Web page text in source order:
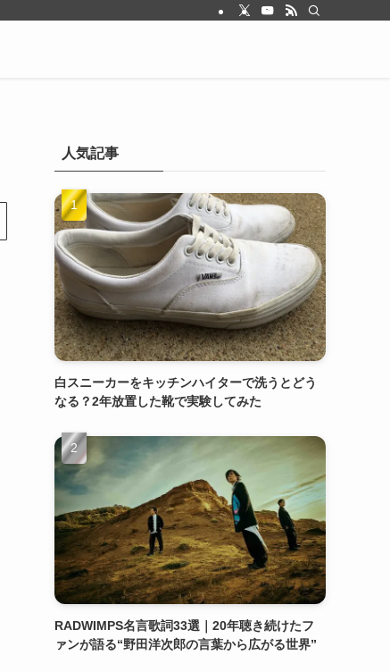
人気記事
白スニーカーをキッチンハイターで洗うとどう
なる？2年放置した靴で実験してみた
RADWIMPS名言歌詞33選｜20年聴き続けたフ
ァンが語る“野田洋次郎の言葉から広がる世界”